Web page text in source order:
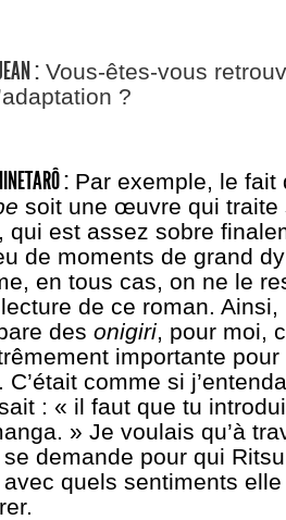
:Vous-êtes-vous
?
:Par exemple, le fait
soit une œuvre qui traite
qui est assez sobre
de moments de grand
en tous cas, on ne le
de ce roman.
des onigiri, pour moi,
importante
C’était comme si
: « il faut que tu
» Je voulais qu’à
demande pour qui
quels sentiments